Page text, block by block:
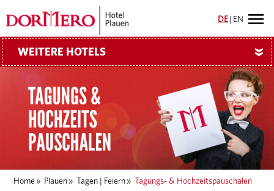
DE EN
WEITERE HOTELS »
Home » Plauen » Tagen | Feiern » Tagungs- & Hochzeitspauschalen